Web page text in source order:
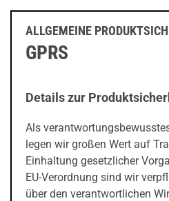
ALLGEMEINE
GPRS
Details zur
Als
legen wir großen Wert auf
Einhaltung gesetzlicher
EU-Verordnung sind wir
über den verantwortlichen